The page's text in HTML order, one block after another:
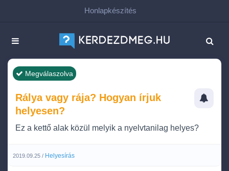
Honlapkészítés
Megválaszolva
Rálya vagy rája? Hogyan írjuk
helyesen?
Ez a kettő alak közül melyik a nyelvtanilag helyes?
2019.09.25 / Helyesírás